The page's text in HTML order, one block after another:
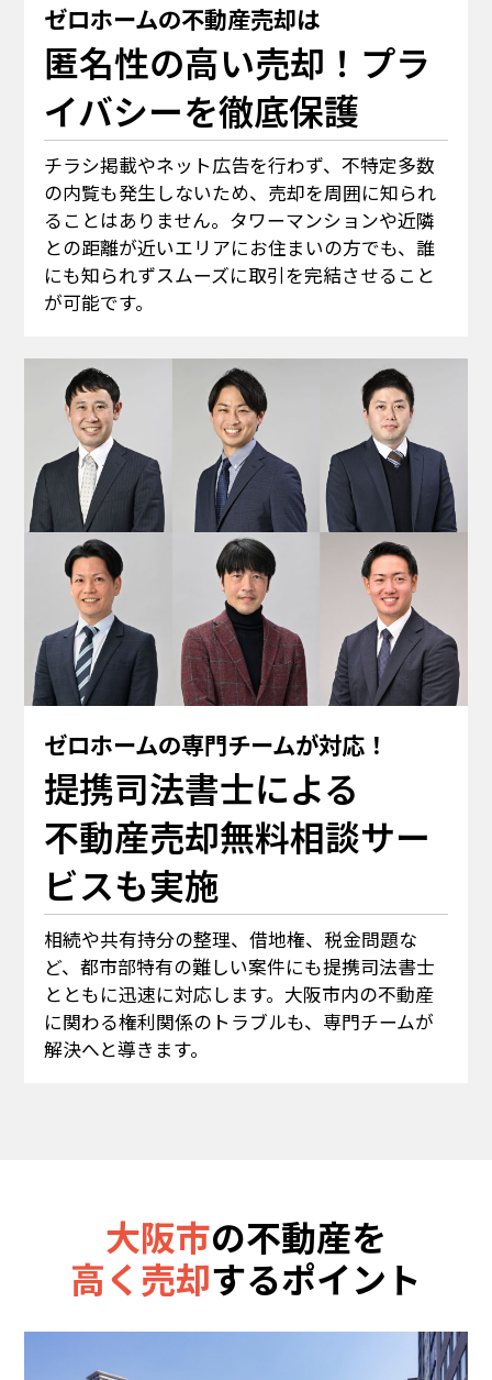
ゼロホームの不動産売却は
匿名性の高い売却！プラ
イバシーを徹底保護
チラシ掲載やネット広告を行わず、不特定多数
の内覧も発生しないため、売却を周囲に知られ
ることはありません。タワーマンションや近隣
との距離が近いエリアにお住まいの方でも、誰
にも知られずスムーズに取引を完結させること
が可能です。
ゼロホームの専門チームが対応！
提携司法書士による
不動産売却無料相談サー
ビスも実施
相続や共有持分の整理、借地権、税金問題な
ど、都市部特有の難しい案件にも提携司法書士
とともに迅速に対応します。大阪市内の不動産
に関わる権利関係のトラブルも、専門チームが
解決へと導きます。
大阪市の不動産を
高く売却するポイント